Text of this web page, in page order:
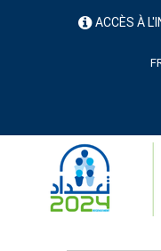
menu ACCÈS À